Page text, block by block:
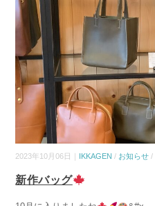
2023年10月06日｜ IKKAGEN / お知らせ /
新作バッグ